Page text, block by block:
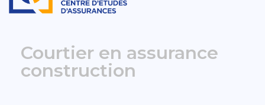
Courtier en assurance
construction